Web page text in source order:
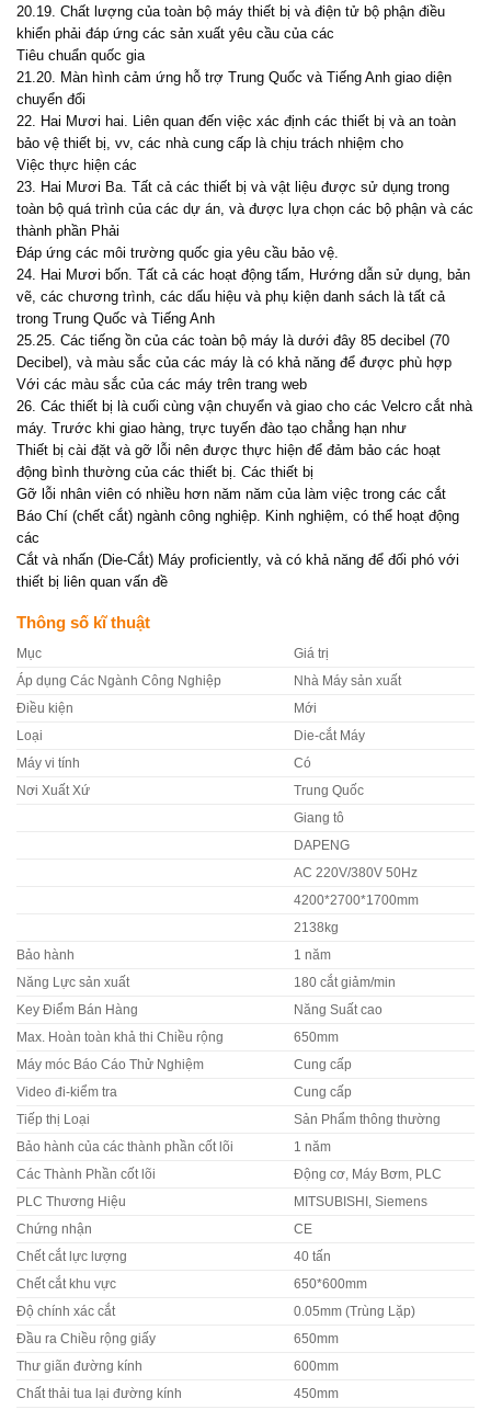
20.19. Chất lượng của toàn bộ máy thiết bị và điện tử bộ phận điều
khiển phải đáp ứng các sản xuất yêu cầu của các
Tiêu chuẩn quốc gia
21.20. Màn hình cảm ứng hỗ trợ Trung Quốc và Tiếng Anh giao diện
chuyển đổi
22. Hai Mươi hai. Liên quan đến việc xác định các thiết bị và an toàn
bảo vệ thiết bị, vv, các nhà cung cấp là chịu trách nhiệm cho
Việc thực hiện các
23. Hai Mươi Ba. Tất cả các thiết bị và vật liệu được sử dụng trong
toàn bộ quá trình của các dự án, và được lựa chọn các bộ phận và các
thành phần Phải
Đáp ứng các môi trường quốc gia yêu cầu bảo vệ.
24. Hai Mươi bốn. Tất cả các hoạt động tấm, Hướng dẫn sử dụng, bản
vẽ, các chương trình, các dấu hiệu và phụ kiện danh sách là tất cả
trong Trung Quốc và Tiếng Anh
25.25. Các tiếng ồn của các toàn bộ máy là dưới đây 85 decibel (70
Decibel), và màu sắc của các máy là có khả năng để được phù hợp
Với các màu sắc của các máy trên trang web
26. Các thiết bị là cuối cùng vận chuyển và giao cho các Velcro cắt nhà
máy. Trước khi giao hàng, trực tuyến đào tạo chẳng hạn như
Thiết bị cài đặt và gỡ lỗi nên được thực hiện để đảm bảo các hoạt
động bình thường của các thiết bị. Các thiết bị
Gỡ lỗi nhân viên có nhiều hơn năm năm của làm việc trong các cắt
Báo Chí (chết cắt) ngành công nghiệp. Kinh nghiệm, có thể hoạt động
các
Cắt và nhấn (Die-Cắt) Máy proficiently, và có khả năng để đối phó với
thiết bị liên quan vấn đề
Thông số kĩ thuật
Mục Giá trị
Áp dụng Các Ngành Công Nghiệp Nhà Máy sản xuất
Điều kiện Mới
Loại Die-cắt Máy
Máy vi tính Có
Nơi Xuất Xứ Trung Quốc
Giang tô
DAPENG
AC 220V/380V 50Hz
4200*2700*1700mm
2138kg
Bảo hành 1 năm
Năng Lực sản xuất 180 cắt giảm/min
Key Điểm Bán Hàng Năng Suất cao
Max. Hoàn toàn khả thi Chiều rộng 650mm
Máy móc Báo Cáo Thử Nghiệm Cung cấp
Video đi-kiểm tra Cung cấp
Tiếp thị Loại Sản Phẩm thông thường
Bảo hành của các thành phần cốt lõi 1 năm
Các Thành Phần cốt lõi Động cơ, Máy Bơm, PLC
PLC Thương Hiệu MITSUBISHI, Siemens
Chứng nhận CE
Chết cắt lực lượng 40 tấn
Chết cắt khu vực 650*600mm
Độ chính xác cắt 0.05mm (Trùng Lặp)
Đầu ra Chiều rộng giấy 650mm
Thư giãn đường kính 600mm
Chất thải tua lại đường kính 450mm